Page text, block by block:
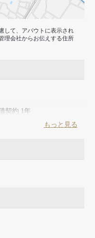
して、アバウトに表示され
理会社からお伝えする住所
契約 1年
もっと見る